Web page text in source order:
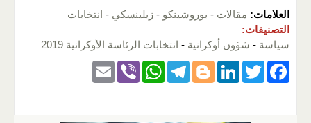
العلامات: مقالات - بوروشينكو - زيلينسكي - انتخابات
التصنيفات:
سياسة - شؤون أوكرانية - انتخابات الرئاسة الأوكرانية 2019
F
T
Li
Bl
T
W
Vi